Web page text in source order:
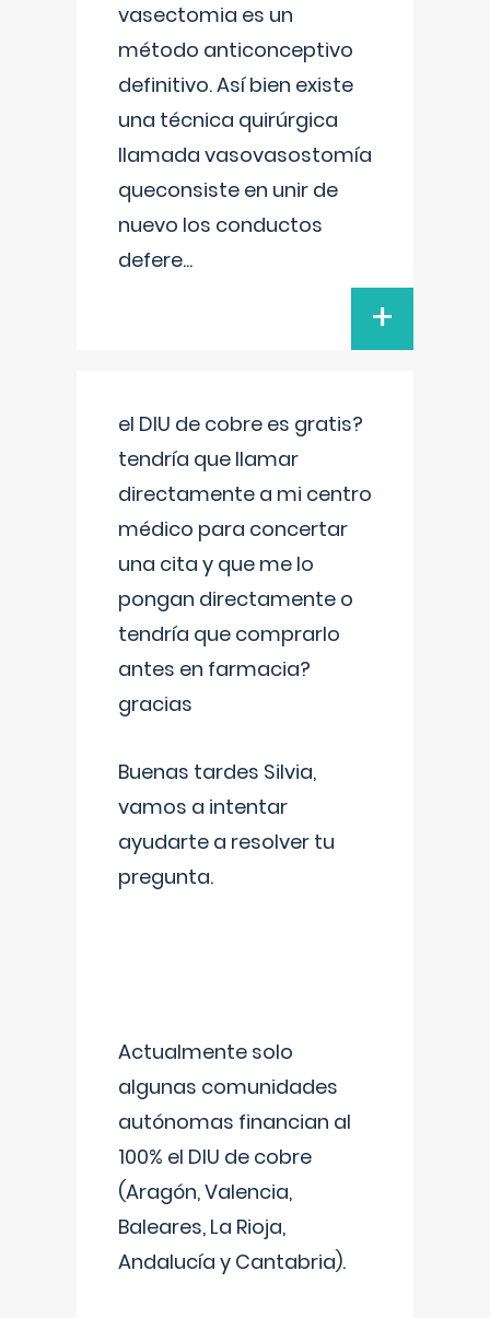
vasectomia es un
método anticonceptivo
definitivo. Así bien existe
una técnica quirúrgica
llamada vasovasostomía
queconsiste en unir de
nuevo los conductos
defere...
+
el DIU de cobre es gratis?
tendría que llamar
directamente a mi centro
médico para concertar
una cita y que me lo
pongan directamente o
tendría que comprarlo
antes en farmacia?
gracias
Buenas tardes Silvia,
vamos a intentar
ayudarte a resolver tu
pregunta.
Actualmente solo
algunas comunidades
autónomas financian al
100% el DIU de cobre
(Aragón, Valencia,
Baleares, La Rioja,
Andalucía y Cantabria).